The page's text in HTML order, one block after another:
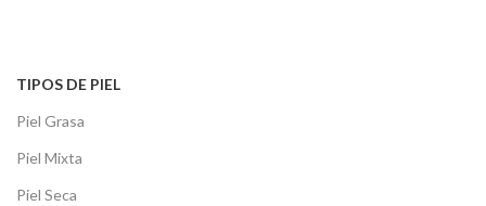
TIPOS DE PIEL
Piel Grasa
Piel Mixta
Piel Seca